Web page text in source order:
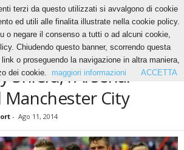
Shield, l’Arsenal strapazza il Manchester City
l’Arsenal
Manchester City
- Ago 11, 2014
terzi da questo utilizzati si avvalgono di cookie
ed utili alle finalita illustrate nella cookie policy.
o negare il consenso a tutti o ad alcuni cookie,
Chiudendo questo banner, scorrendo questa
o proseguendo la navigazione in altra maniera,
dei cookie.
maggiori informazioni ACCETTA